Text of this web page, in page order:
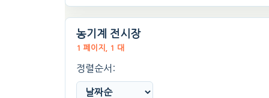
농기계 전시장
1 페이지, 1 대
정렬순서: